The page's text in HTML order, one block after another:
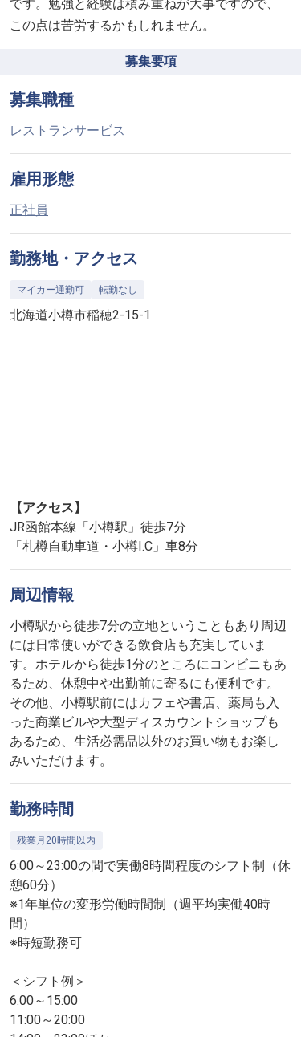
です。勉強と経験は積み重ねが大事ですので、
この点は苦労するかもしれません。
募集要項
募集職種
レストランサービス
雇用形態
正社員
勤務地・アクセス
マイカー通勤可 転勤なし
北海道小樽市稲穂2-15-1
【アクセス】
JR函館本線「小樽駅」徒歩7分
「札樽自動車道・小樽I.C」車8分
周辺情報
小樽駅から徒歩7分の立地ということもあり周辺
には日常使いができる飲食店も充実していま
す。ホテルから徒歩1分のところにコンビニもあ
るため、休憩中や出勤前に寄るにも便利です。
その他、小樽駅前にはカフェや書店、薬局も入
った商業ビルや大型ディスカウントショップも
あるため、生活必需品以外のお買い物もお楽し
みいただけます。
勤務時間
残業月20時間以内
6:00～23:00の間で実働8時間程度のシフト制（休
憩60分）
※1年単位の変形労働時間制（週平均実働40時
間）
※時短勤務可
＜シフト例＞
6:00～15:00
11:00～20:00